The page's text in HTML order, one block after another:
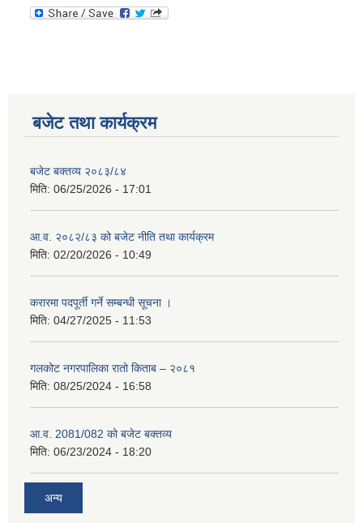
बजेट तथा कार्यक्रम
बजेट बक्तव्य २०८३/८४
मिति: 06/25/2026 - 17:01
आ.व. २०८२/८३ को बजेट नीति तथा कार्यक्रम
मिति: 02/20/2026 - 10:49
करारमा पदपूर्ती गर्ने सम्बन्धी सूचना ।
मिति: 04/27/2025 - 11:53
गलकोट नगरपालिका रातो किताब – २०८१
मिति: 08/25/2024 - 16:58
आ.व. 2081/082 को बजेट बक्तव्य
मिति: 06/23/2024 - 18:20
अन्य